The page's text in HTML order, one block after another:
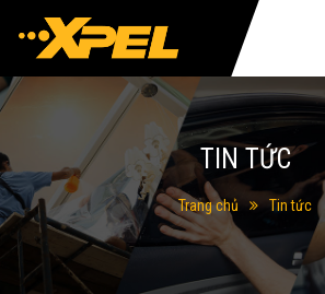
TIN TỨC
Trang chủ Tin tức